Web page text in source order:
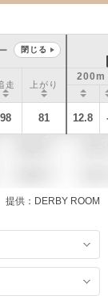
閉じる
走 上がり
200m
98 81 12.8
提供：DERBY ROOM